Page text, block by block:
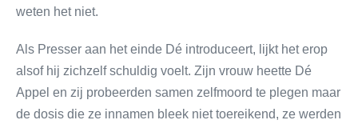
weten het niet.
Als Presser aan het einde Dé introduceert, lijkt het erop
alsof hij zichzelf schuldig voelt. Zijn vrouw heette Dé
Appel en zij probeerden samen zelfmoord te plegen maar
de dosis die ze innamen bleek niet toereikend, ze werden